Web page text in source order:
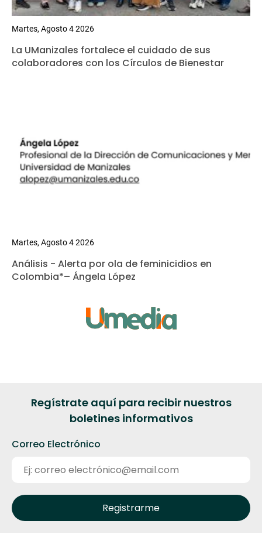
Martes, Agosto 4 2026
La UManizales fortalece el cuidado de sus
colaboradores con los Círculos de Bienestar
Martes, Agosto 4 2026
Análisis - Alerta por ola de feminicidios en
Colombia*– Ángela López
Regístrate aquí para recibir nuestros
boletines informativos
Correo Electrónico